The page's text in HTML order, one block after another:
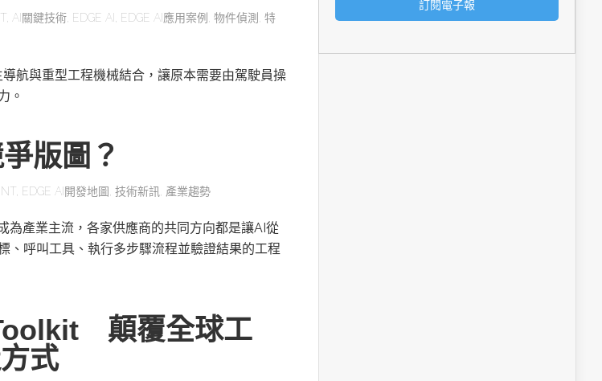
AI關鍵技術 EDGE AI EDGE AI應用案例 物件偵測
特
航與重型工程機械結合，讓原本需要由駕駛員操
。
版圖？
EDGE AI開發地圖 技術新訊 產業趨勢
為產業主流，各家供應商的共同方向都是讓AI從
、呼叫工具、執行多步驟流程並驗證結果的工程
顛覆全球工
式